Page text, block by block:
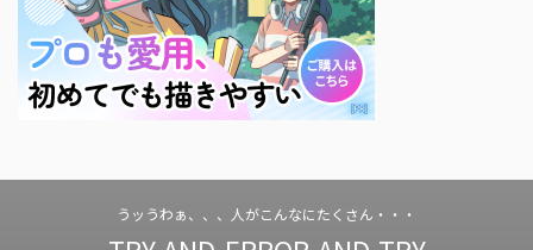
うッうわぁ、、、人がこんなにたくさん・・・